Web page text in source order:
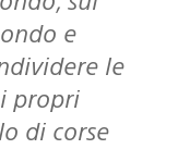
e
le
propri
di corse